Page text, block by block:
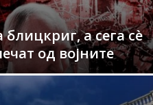
а сега сè
од војните